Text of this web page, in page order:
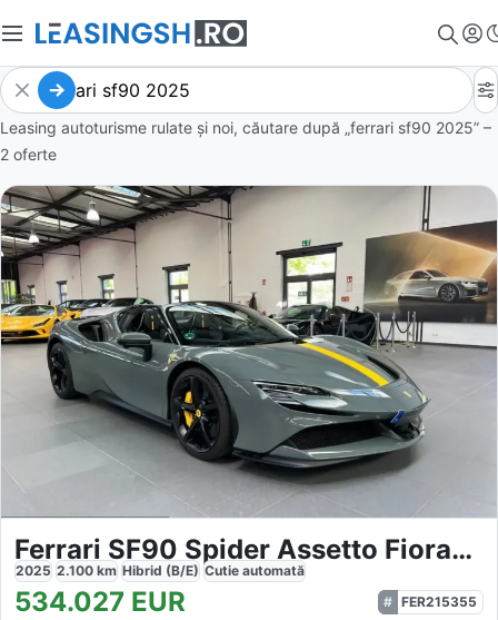
Leasing autoturisme rulate și noi, căutare după „ferrari sf90 2025” –
2 oferte
Ferrari SF90 Spider Assetto Fiorano
2025 2.100 km Hibrid (B/E) Cutie automată
534.027 EUR
FER215355